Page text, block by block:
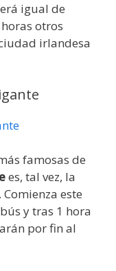
igual de
otros
irlandesa
famosas de
es, tal vez, la
este
y tras 1 hora
por fin al